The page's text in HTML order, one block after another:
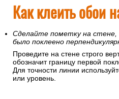
Как клеить обои
Сделайте пометку на
было поклеено
Проведите на стене строго
обозначит границу первой
Для точности линии
или уровень.